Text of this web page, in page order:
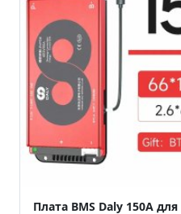
Плата BMS Daly 150A